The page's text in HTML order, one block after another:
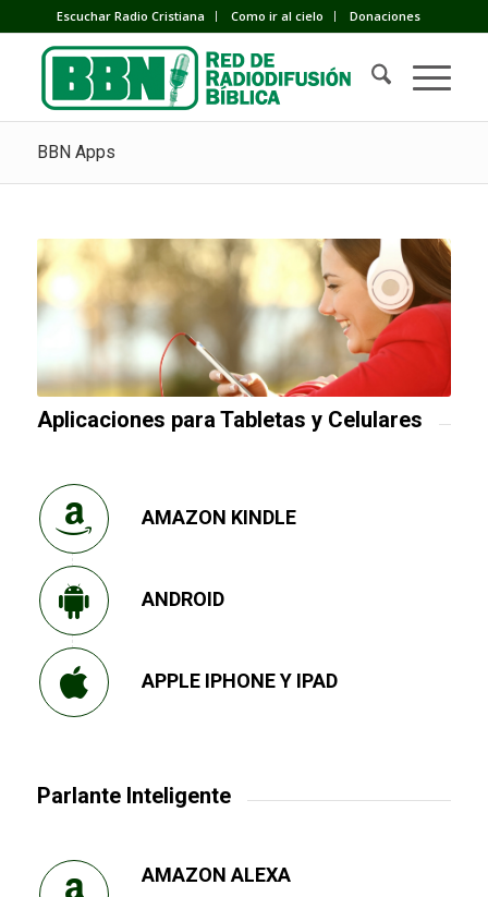
Escuchar Radio Cristiana Como ir al cielo Donaciones
BBN Apps
Aplicaciones para Tabletas y Celulares
AMAZON KINDLE
ANDROID
APPLE IPHONE Y IPAD
Parlante Inteligente
AMAZON ALEXA